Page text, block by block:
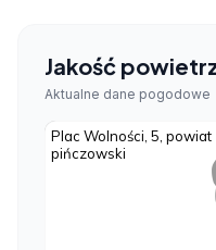
Jakość
Aktualne dane pogodowe